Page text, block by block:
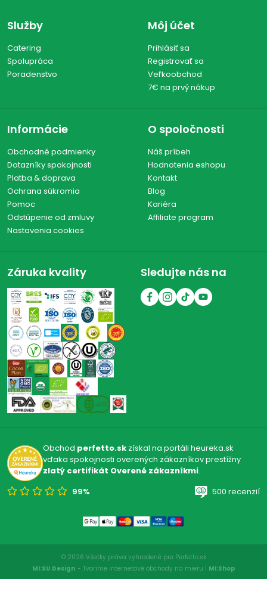
Služby
Catering
Spolupráca
Poradenstvo
Môj účet
Prihlásiť sa
Registrovať sa
Veľkoobchod
7€ na prvý nákup
Informácie
Obchodné podmienky
Dotazníky spokojnosti
Platba & doprava
Ochrana súkromia
Pomoc
Odstúpenie od zmluvy
Nastavenia cookies
O spoločnosti
Náš príbeh
Hodnotenia eshopu
Kontakt
Blog
Kariéra
Affiliate program
Záruka kvality Sledujte nás na
Obchod perfetto.skzískal na portáli heureka.sk
vďaka spokojnosti overených zákazníkov prestížny
zlatý certifikát Overené zákazníkmi.
99%
500 recenzií
© 2026 Všetky práva vyhradené pre Perfetto.sk
MI:SU Design - Tvoríme internetové obchody na mieru | MI:Shop